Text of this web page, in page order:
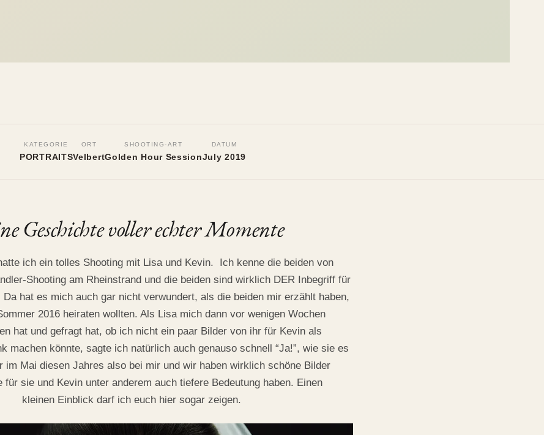
KATEGORIE
PORTRAITS
ORT
Velbert
SHOOTING-ART
Golden Hour Session
DATUM
July 2019
Geschichte voller echter Momente
ich ein tolles Shooting mit Lisa und Kevin.
Ich kenne die beiden von
Shooting am Rheinstrand und die beiden sind wirklich DER Inbegriff für
hat es mich auch gar nicht verwundert, als die beiden mir erzählt haben,
2016 heiraten wollten. Als Lisa mich dann vor wenigen Wochen
hat und gefragt hat, ob ich nicht ein paar Bilder von ihr für Kevin als
machen könnte, sagte ich natürlich auch genauso schnell “Ja!”, wie sie es
im Mai diesen Jahres also bei mir und wir haben wirklich schöne Bilder
für sie und Kevin unter anderem auch tiefere Bedeutung haben. Einen
kleinen Einblick darf ich euch hier sogar zeigen.